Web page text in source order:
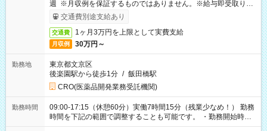
週 ※月収例を保証するものではありません。※給与即受取りサ
ービス利用可（利用条件有）
交通費別途支給あり
交通費 1ヶ月3万円を上限として実費支給
月収例 30万円～
勤務地
東京都文京区
後楽園駅から徒歩1分 / 飯田橋駅
CRO(医薬品開発業務受託機関)
勤務時間
09:00-17:15（休憩60分）実働7時間15分（残業少なめ！） 勤務
時間を下記の範囲で調整することも可能です。 ・勤務開始時
間 09:00～10:00 ・勤務終了時間 16:00～17:15 ・実働